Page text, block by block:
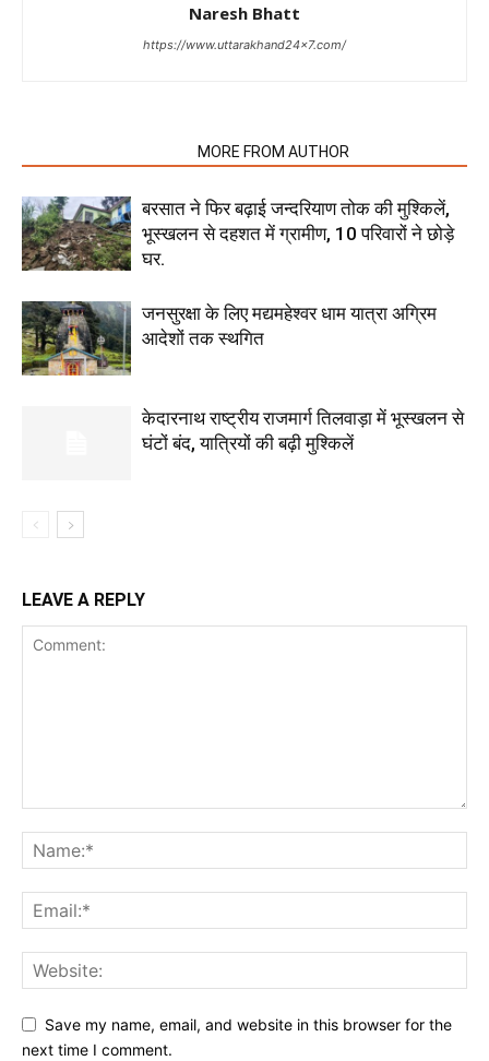
Naresh Bhatt
https://www.uttarakhand24x7.com/
MORE FROM AUTHOR
बरसात ने फिर बढ़ाई जन्दरियाण तोक की मुश्किलें,
भूस्खलन से दहशत में ग्रामीण, 10 परिवारों ने छोड़े
घर.
जनसुरक्षा के लिए मद्यमहेश्वर धाम यात्रा अग्रिम
आदेशों तक स्थगित
केदारनाथ राष्ट्रीय राजमार्ग तिलवाड़ा में भूस्खलन से
घंटों बंद, यात्रियों की बढ़ी मुश्किलें
LEAVE A REPLY
Save my name, email, and website in this browser for the
next time I comment.